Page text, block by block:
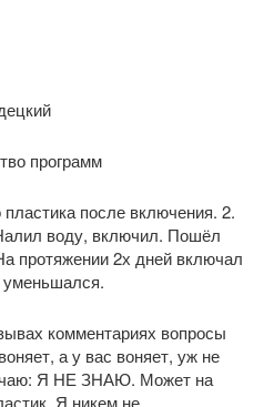
программ
после включения. 2.
воду, включил. Пошёл
протяжении 2х дней включал
уменьшался.
комментариях вопросы
а у вас воняет, уж не
Я НЕ ЗНАЮ. Может на
Я никем не